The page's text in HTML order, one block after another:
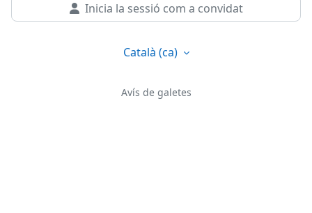
Inicia la sessió com a convidat
Català ‎(ca)‎
Avís de galetes